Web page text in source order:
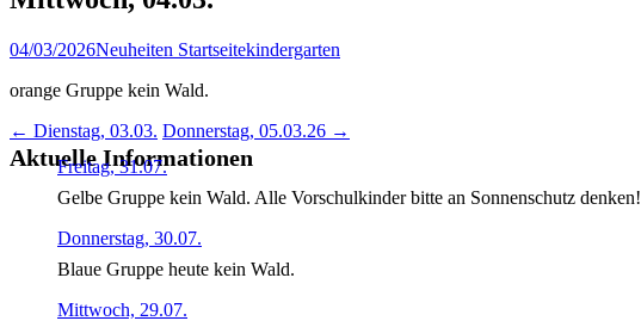
04/03/2026Neuheiten Startseitekindergarten
orange Gruppe kein Wald.
Post
navigation
← Dienstag, 03.03. Donnerstag, 05.03.26 →
Aktuelle Informationen
Freitag, 31.07.
Gelbe Gruppe kein Wald. Alle Vorschulkinder bitte an Sonnenschutz denken!
Donnerstag, 30.07.
Blaue Gruppe heute kein Wald.
Mittwoch, 29.07.